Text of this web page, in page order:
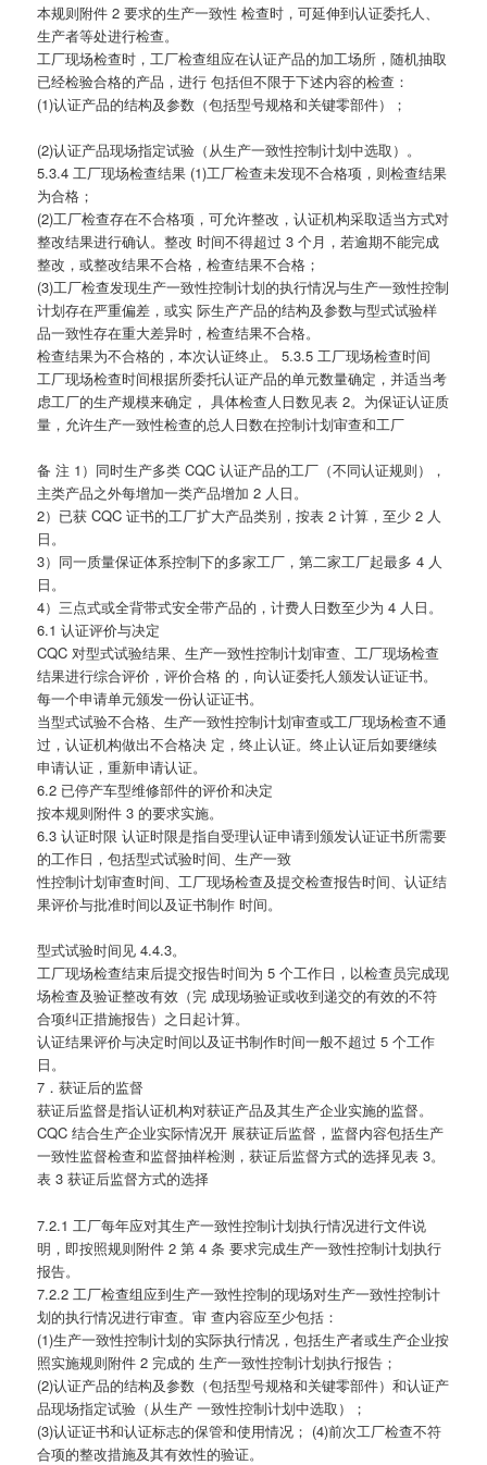
本规则附件 2 要求的生产一致性 检查时，可延伸到认证委托人、
生产者等处进行检查。
工厂现场检查时，工厂检查组应在认证产品的加工场所，随机抽取
已经检验合格的产品，进行 包括但不限于下述内容的检查：
(1)认证产品的结构及参数（包括型号规格和关键零部件）；
(2)认证产品现场指定试验（从生产一致性控制计划中选取）。
5.3.4 工厂现场检查结果 (1)工厂检查未发现不合格项，则检查结果
为合格；
(2)工厂检查存在不合格项，可允许整改，认证机构采取适当方式对
整改结果进行确认。整改 时间不得超过 3 个月，若逾期不能完成
整改，或整改结果不合格，检查结果不合格；
(3)工厂检查发现生产一致性控制计划的执行情况与生产一致性控制
计划存在严重偏差，或实 际生产产品的结构及参数与型式试验样
品一致性存在重大差异时，检查结果不合格。
检查结果为不合格的，本次认证终止。 5.3.5 工厂现场检查时间
工厂现场检查时间根据所委托认证产品的单元数量确定，并适当考
虑工厂的生产规模来确定， 具体检查人日数见表 2。为保证认证质
量，允许生产一致性检查的总人日数在控制计划审查和工厂
备 注 1）同时生产多类 CQC 认证产品的工厂（不同认证规则），
主类产品之外每增加一类产品增加 2 人日。
2）已获 CQC 证书的工厂扩大产品类别，按表 2 计算，至少 2 人
日。
3）同一质量保证体系控制下的多家工厂，第二家工厂起最多 4 人
日。
4）三点式或全背带式安全带产品的，计费人日数至少为 4 人日。
6.1 认证评价与决定
CQC 对型式试验结果、生产一致性控制计划审查、工厂现场检查
结果进行综合评价，评价合格 的，向认证委托人颁发认证证书。
每一个申请单元颁发一份认证证书。
当型式试验不合格、生产一致性控制计划审查或工厂现场检查不通
过，认证机构做出不合格决 定，终止认证。终止认证后如要继续
申请认证，重新申请认证。
6.2 已停产车型维修部件的评价和决定
按本规则附件 3 的要求实施。
6.3 认证时限 认证时限是指自受理认证申请到颁发认证证书所需要
的工作日，包括型式试验时间、生产一致
性控制计划审查时间、工厂现场检查及提交检查报告时间、认证结
果评价与批准时间以及证书制作 时间。
型式试验时间见 4.4.3。
工厂现场检查结束后提交报告时间为 5 个工作日，以检查员完成现
场检查及验证整改有效（完 成现场验证或收到递交的有效的不符
合项纠正措施报告）之日起计算。
认证结果评价与决定时间以及证书制作时间一般不超过 5 个工作
日。
7．获证后的监督
获证后监督是指认证机构对获证产品及其生产企业实施的监督。
CQC 结合生产企业实际情况开 展获证后监督，监督内容包括生产
一致性监督检查和监督抽样检测，获证后监督方式的选择见表 3。
表 3 获证后监督方式的选择
7.2.1 工厂每年应对其生产一致性控制计划执行情况进行文件说
明，即按照规则附件 2 第 4 条 要求完成生产一致性控制计划执行
报告。
7.2.2 工厂检查组应到生产一致性控制的现场对生产一致性控制计
划的执行情况进行审查。审 查内容应至少包括：
(1)生产一致性控制计划的实际执行情况，包括生产者或生产企业按
照实施规则附件 2 完成的 生产一致性控制计划执行报告；
(2)认证产品的结构及参数（包括型号规格和关键零部件）和认证产
品现场指定试验（从生产 一致性控制计划中选取）；
(3)认证证书和认证标志的保管和使用情况； (4)前次工厂检查不符
合项的整改措施及其有效性的验证。